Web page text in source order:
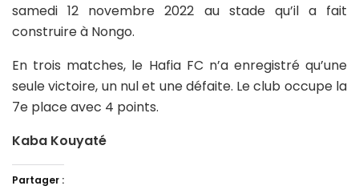
samedi 12 novembre 2022 au stade qu’il a fait
construire à Nongo.
En trois matches, le Hafia FC n’a enregistré qu’une
seule victoire, un nul et une défaite. Le club occupe la
7e place avec 4 points.
Kaba Kouyaté
Partager :